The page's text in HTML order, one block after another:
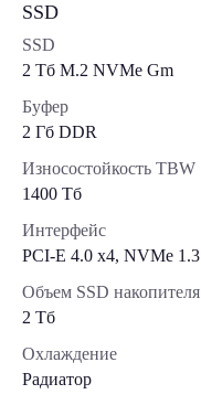
SSD
SSD
2 Tб M.2 NVMe Gm
Буфер
2 Гб DDR
Износостойкость TBW
1400 Тб
Интерфейс
PCI-E 4.0 x4, NVMe 1.3
Объем SSD накопителя
2 Тб
Охлаждение
Радиатор